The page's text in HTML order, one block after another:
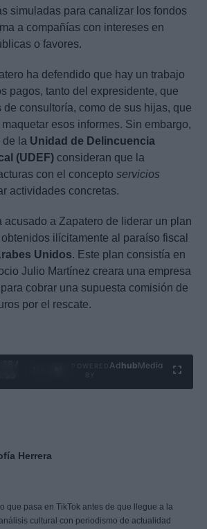
simuladas para canalizar los fondos
a compañías con intereses en
o favores.
ha defendido que hay un trabajo
pagos, tanto del expresidente, que
de consultoría, como de sus hijas, que
esos informes. Sin embargo,
de la Unidad de Delincuencia
(UDEF) consideran que la
con el concepto servicios
actividades concretas.
acusado a Zapatero de liderar un plan
ilícitamente al paraíso fiscal
Unidos. Este plan consistía en
Julio Martínez creara una empresa
cobrar una supuesta comisión de
por el rescate.
Ad hubMedia
Herrera
que pasa en TikTok antes de que llegue a la
cultural con periodismo de actualidad